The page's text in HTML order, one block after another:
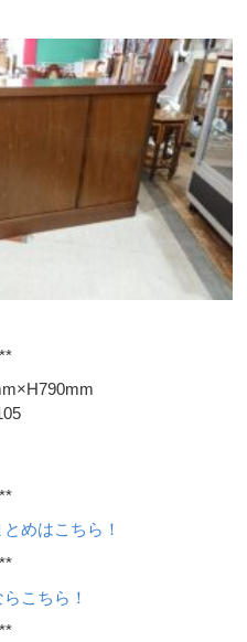
めはこちら！
こちら！